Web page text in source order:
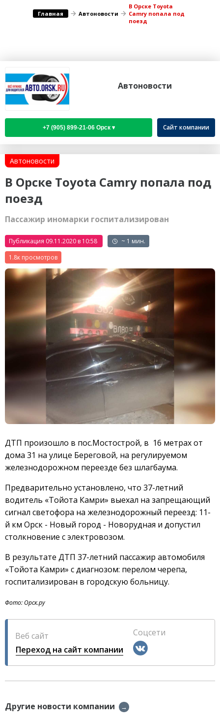
Купоны
Главная Автоновости
В Орске Toyota
Camry попала под
поезд
Автоновости
Сайт компании
Автоновости
В Орске Toyota Camry попала под
поезд
Пассажир иномарки госпитализирован
Публикация 09.11.2020 в 10:58
~ 1 мин.
1.8к
ДТП произошло в пос.Мостострой, в 16 метрах от
дома 31 на улице Береговой, на регулируемом
железнодорожном переезде без шлагбаума.
Предварительно установлено, что 37-летний
водитель «Тойота Камри» выехал на запрещающий
сигнал светофора на железнодорожный переезд: 11-
й км Орск - Новый город - Новорудная и допустил
столкновение с электровозом.
В результате ДТП 37-летний пассажир автомобиля
«Тойота Камри» с диагнозом: перелом черепа,
госпитализирован в городскую больницу.
Фото: Орск.ру
Веб сайт
Переход на сайт компании
Соцсети
Другие новости компании →